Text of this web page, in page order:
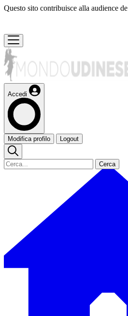
Questo sito contribuisce alla audience de
Accedi
Modifica profilo Logout
Cerca